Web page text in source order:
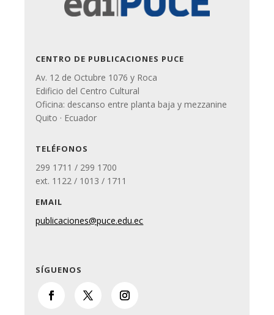
CENTRO DE PUBLICACIONES PUCE
Av. 12 de Octubre 1076 y Roca
Edificio del Centro Cultural
Oficina: descanso entre planta baja y mezzanine
Quito · Ecuador
TELÉFONOS
299 1711 / 299 1700
ext. 1122 / 1013 / 1711
EMAIL
publicaciones@puce.edu.ec
SÍGUENOS